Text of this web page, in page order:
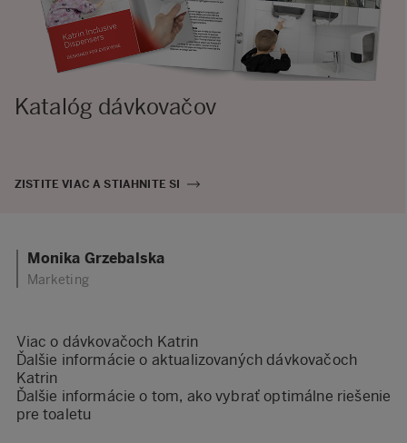
Katalóg dávkovačov
ZISTITE VIAC A STIAHNITE SI
Monika Grzebalska
Marketing
Viac o dávkovačoch Katrin
Ďalšie informácie o aktualizovaných dávkovačoch
Katrin
Ďalšie informácie o tom, ako vybrať optimálne riešenie
pre toaletu